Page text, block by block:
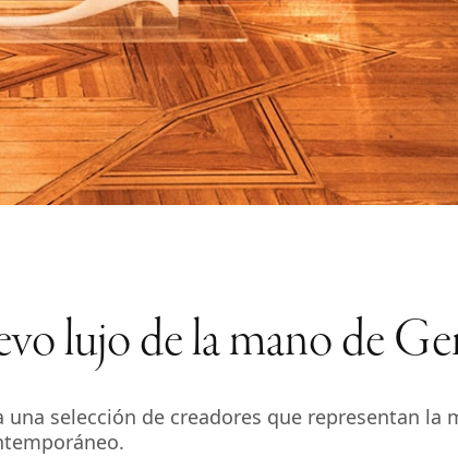
lujo de la mano de
selección de creadores que representan la